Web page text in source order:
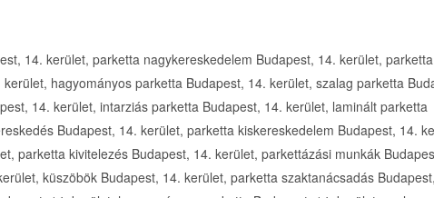
parketta Zugló, szalagparketta Zugló, svédpadló Zugló, parkettázás Zugló, parketta felület kezelés Zugló, csaphornyos parketta gyártás Zugló, intarziás parketta gyártása Újpalota, parketta nagykereskedelem Újpalota, parketta kivitelezési munkák Újpalota, hagyományos parketta Újpalota, szalag parketta Újpalota, mozaik parketta Újpalota, intarziás parketta Újpalota, laminált parketta Újpalota, parketta kereskedés Újpalota, parketta kiskereskedelem Újpalota, parketta üzlet Újpalota, parketta kivitelezés Újpalota, parkettázási munkák Újpalota, hajópadló Újpalota, küszöbök Újpalota, parketta szaktanácsadás Újpalota, parketta kereskedelem Újpalota, hagyományos parketta Újpalota, szalag parketta Újpalota, mozaik parketta Újpalota, intarziás parketta Újpalota, laminált parketta Újpalota, intarziás parketta gyártása egyedi megrendelések alapján Újpalota, parketta kis- és nagykereskedelmi tevékenység Újpalota, szaktanácsadás helyszíni felmérés alapján Újpalota, parketta kivitelezési munkák lakosság és közületek részére Újpalota, parketta Újpalota, laminált parketta Újpalota, parketta ragasztó Újpalota, parketta lakk Újpalota, parkettázás Újpalota, intarziás parketta Újpalota, csaphornyos parketta Újpalota, svédpadló Újpalota, szegélylécek Újpalota, padló ápolók Újpalota, parketta lerakás Újpalota, parketta csiszolás Újpalota, parketta javítás Újpalota, parketta Újpalota, parketta bolt Újpalota, lamella parketta Újpalota, csaphornyos parketta Újpalota, szalagparketta Újpalota, svédpadló Újpalota, parkettázás Újpalota, parketta felület kezelés Újpalota, csaphornyos parketta gyártás Újpalota, intarziás parketta gyártása Kispest, parketta nagykereskedelem Kispest, parketta kivitelezési munkák Kispest, hagyományos parketta Kispest, szalag parketta Kispest, mozaik parketta Kispest, intarziás parketta Kispest, laminált parketta Kispest, parketta kereskedés Kispest, parketta kiskereskedelem Kispest, parketta üzlet Kispest, parketta kivitelezés Kispest, parkettázási munkák Kispest, hajópadló Kispest, küszöbök Kispest, parketta szaktanácsadás Kispest, parketta kereskedelem Kispest, hagyományos parketta Kispest, szalag parketta Kispest, mozaik parketta Kispest, intarziás parketta Kispest, laminált parketta Kispest, intarziás parketta gyártása egyedi megrendelések alapján Kispest, parketta kis- és nagykereskedelmi tevékenység Kispest, szaktanácsadás helyszíni felmérés alapján Kispest, parketta kivitelezési munkák lakosság és közületek részére Kispest, parketta Kispest, laminált parketta Kispest, parketta ragasztó Kispest, parketta lakk Kispest, parkettázás Kispest, intarziás parketta Kispest, csaphornyos parketta Kispest, svédpadló Kispest, szegélylécek Kispest, padló ápolók Kispest, parketta lerakás Kispest, parketta csiszolás Kispest, parketta javítás Kispest, parketta Kispest, parketta bolt Kispest, lamella parketta Kispest, csaphornyos parketta Kispest, szalagparketta Kispest, svédpadló Kispest, parkettázás Kispest, parketta felület kezelés Kispest, csaphornyos parketta gyártás Kispest, intarziás parketta gyártása Pest megye, parketta nagykereskedelem Pest megye, parketta kivitelezési munkák Pest megye, hagyományos parketta Pest megye, szalag parketta Pest megye, mozaik parketta Pest megye, intarziás parketta Pest megye, laminált parketta Pest megye, parketta kereskedés Pest megye, parketta kiskereskedelem Pest megye, parketta üzlet Pest megye, parketta kivitelezés Pest megye, parkettázási munkák Pest megye, hajópadló Pest megye, küszöbök Pest megye, parketta szaktanácsadás Pest megye, parketta kereskedelem Pest megye, intarziás parketta gyártása Budapest, parketta nagykereskedelem Budapest, parketta kivitelezési munkák Budapest, hagyományos parketta Budapest, szalag parketta Budapest, mozaik parketta Budapest, intarziás parketta Budapest, laminált parketta Budapest, parketta kereskedés Budapest, parketta kiskereskedelem Budapest, parketta üzlet Budapest, parketta kivitelezés Budapest, parkettázási munkák Budapest, hajópadló Budapest, küszöbök Budapest, parketta szaktanácsadás Budapest, parketta kereskedelem Budapest, hagyományos parketta Budapest, szalag parketta Budapest, mozaik parketta Budapest, intarziás parketta Budapest, laminált parketta Budapest, intarziás parketta gyártása egyedi megrendelések alapján Budapest, parketta kis- és nagykereskedelmi tevékenység Budapest, szaktanácsadás helyszíni felmérés alapján Budapest, parketta kivitelezési munkák lakosság és közületek részére Budapest, parketta Budapest, laminált parketta Budapest, parketta ragasztó Budapest, parketta lakk Budapest, parkettázás Budapest, intarziás parketta Budapest, csaphornyos parketta Budapest, svédpadló Budapest, szegélylécek Budapest, padló ápolók Budapest, parketta lerakás Budapest, parketta csiszolás Budapest, parketta javítás Budapest, parketta Budapest, parketta bolt Budapest, lamella parketta Budapest, csaphornyos parketta Budapest, szalagparketta Budapest, svédpadló Budapest, parkettázás Budapest, parketta felület kezelés Budapest, csaphornyos parketta gyártás Budapest, hagyományos parketta Pest megye, szalag parketta Pest megye, mozaik parketta Pest megye, intarziás parketta Pest megye, laminált parketta Pest megye, intarziás parketta gyártása egyedi megrendelések alapján Pest megye, parketta kis- és nagykereskedelmi tevékenység Pest megye, szaktanácsadás helyszíni felmérés alapján Pest megye, parketta kivitelezési munkák lakosság és közületek részére Pest megye, parketta Pest megye, laminált parketta Pest megye, parketta ragasztó Pest megye, parketta lakk Pest megye, parkettázás Pest megye, intarziás parketta Pest megye, csaphornyos parketta Pest megye, svédpadló Pest megye, szegélylécek Pest megye, padló ápolók Pest megye, parketta lerakás Pest megye, parketta csiszolás Pest megye, parketta javítás Pest megye, parketta Pest megye, parketta bolt Pest megye, lamella parketta Pest megye, csaphornyos parketta Pest megye, szalagparketta Pest megye, svédpadló Pest megye, parkettázás Pest megye, parketta felület kezelés Pest megye, csaphornyos parketta gyártás Pest megye, intarziás parketta gyártása Rákosszentmihály, parketta nagykereskedelem Rákosszentmihály, parketta kivitelezési munkák Rákosszentmihály, hagyományos parketta Rákosszentmihály, szalag parketta Rákosszentmihály, mozaik parketta Rákosszentmihály, intarziás parketta Rákosszentmihály, laminált parketta Rákosszentmihály, parketta kereskedés Rákosszentmihály, parketta kiskereskedelem Rákosszentmihály, parketta üzlet Rákosszentmihály, parketta kivitelezés Rákosszentmihály, parkettázási munkák Rákosszentmihály, hajópadló Rákosszentmihály, küszöbök Rákosszentmihály, parketta szaktanácsadás Rákosszentmihály, parketta kereskedelem Budapest, 14. kerület, hagyományos parketta Rákosszentm